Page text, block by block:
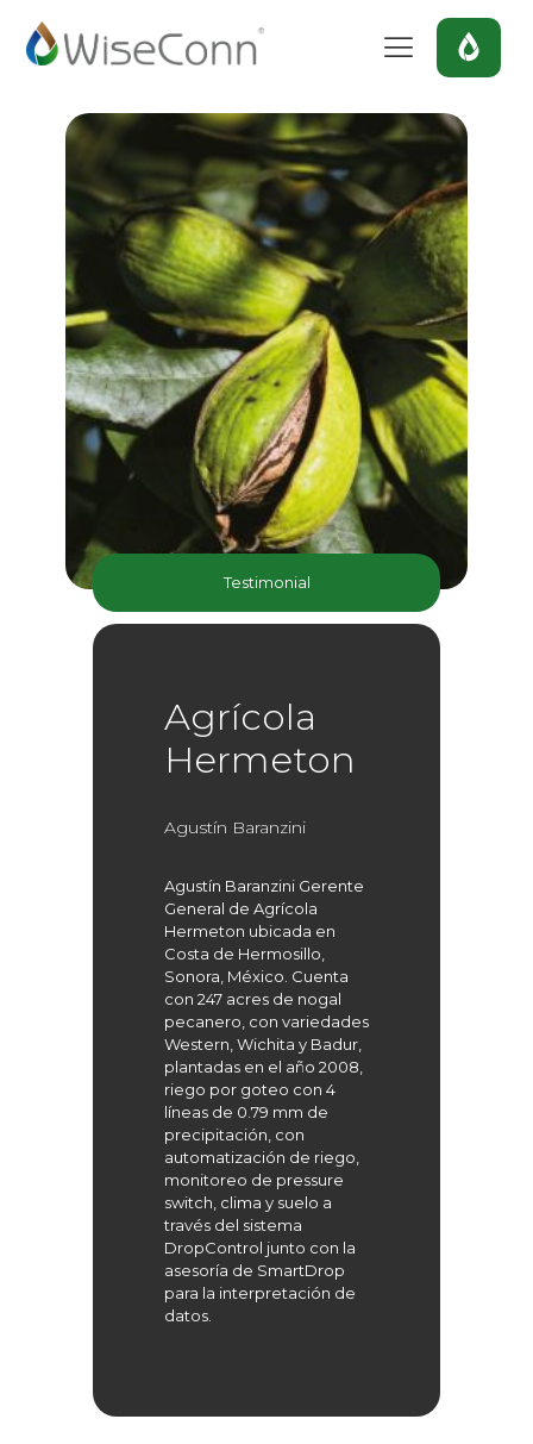
Testimonial
Agrícola
Hermeton
Agustín Baranzini
Agustín Baranzini Gerente
General de Agrícola
Hermeton ubicada en
Costa de Hermosillo,
Sonora, México. Cuenta
con 247 acres de nogal
pecanero, con variedades
Western, Wichita y Badur,
plantadas en el año 2008,
riego por goteo con 4
líneas de 0.79 mm de
precipitación, con
automatización de riego,
monitoreo de pressure
switch, clima y suelo a
través del sistema
DropControl junto con la
asesoría de SmartDrop
para la interpretación de
datos.